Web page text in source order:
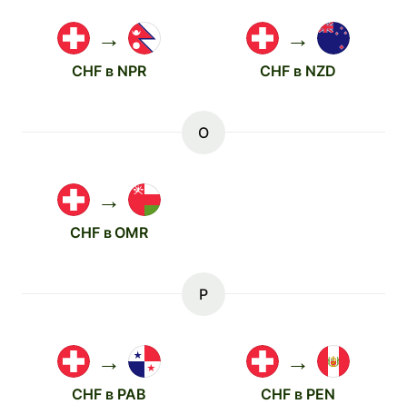
→
CHF в NPR
→
CHF в NZD
O
→
CHF в OMR
P
→
CHF в PAB
→
CHF в PEN